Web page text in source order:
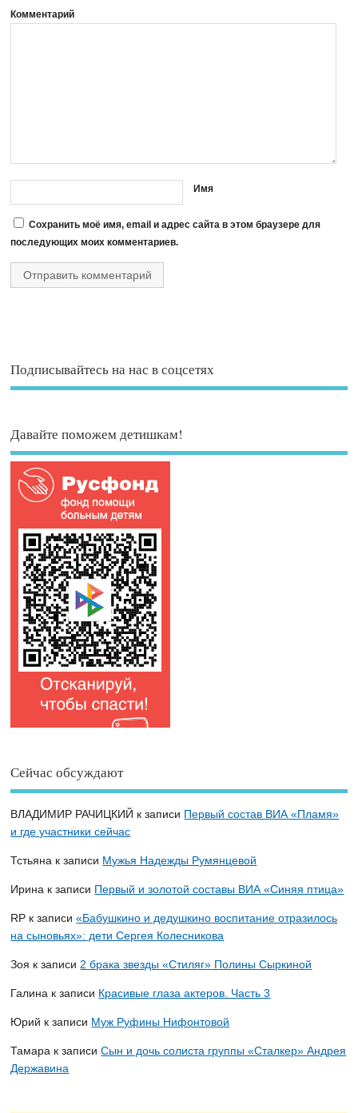
Комментарий
Имя
Сохранить моё имя, email и адрес сайта в этом браузере для
последующих моих комментариев.
Подписывайтесь на нас в соцсетях
Давайте поможем детишкам!
Сейчас обсуждают
ВЛАДИМИР РАЧИЦКИЙ к записи Первый состав ВИА «Пламя»
и где участники сейчас
Тстьяна к записи Мужья Надежды Румянцевой
Ирина к записи Первый и золотой составы ВИА «Синяя птица»
RP к записи«Бабушкино и дедушкино воспитание отразилось
на сыновьях»: дети Сергея Колесникова
Зоя к записи 2 брака звезды «Стиляг» Полины Сыркиной
Галина к записи Красивые глаза актеров. Часть 3
Юрий к записи Муж Руфины Нифонтовой
Тамара к записиСын и дочь солиста группы «Сталкер» Андрея
Державина